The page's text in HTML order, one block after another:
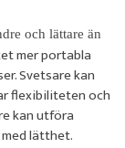
och lättare än
mer portabla
Svetsare kan
flexibiliteten och
kan utföra
lätthet.